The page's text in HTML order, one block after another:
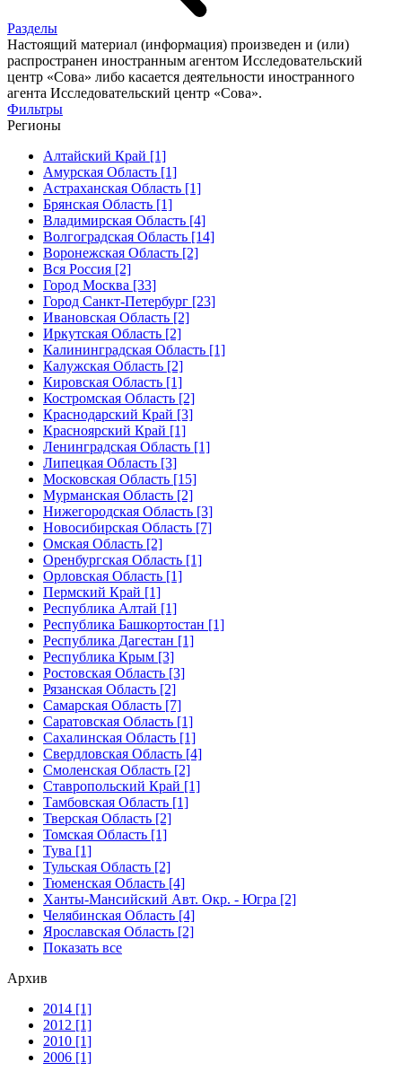
Разделы
Настоящий материал (информация) произведен и (или)
распространен иностранным агентом Исследовательский
центр «Сова» либо касается деятельности иностранного
агента Исследовательский центр «Сова».
Фильтры
Регионы
Алтайский Край [1]
Амурская Область [1]
Астраханская Область [1]
Брянская Область [1]
Владимирская Область [4]
Волгоградская Область [14]
Воронежская Область [2]
Вся Россия [2]
Город Москва [33]
Город Санкт-Петербург [23]
Ивановская Область [2]
Иркутская Область [2]
Калининградская Область [1]
Калужская Область [2]
Кировская Область [1]
Костромская Область [2]
Краснодарский Край [3]
Красноярский Край [1]
Ленинградская Область [1]
Липецкая Область [3]
Московская Область [15]
Мурманская Область [2]
Нижегородская Область [3]
Новосибирская Область [7]
Омская Область [2]
Оренбургская Область [1]
Орловская Область [1]
Пермский Край [1]
Республика Алтай [1]
Республика Башкортостан [1]
Республика Дагестан [1]
Республика Крым [3]
Ростовская Область [3]
Рязанская Область [2]
Самарская Область [7]
Саратовская Область [1]
Сахалинская Область [1]
Свердловская Область [4]
Смоленская Область [2]
Ставропольский Край [1]
Тамбовская Область [1]
Тверская Область [2]
Томская Область [1]
Тува [1]
Тульская Область [2]
Тюменская Область [4]
Ханты-Мансийский Авт. Окр. - Югра [2]
Челябинская Область [4]
Ярославская Область [2]
Показать все
Архив
2014 [1]
2012 [1]
2010 [1]
2006 [1]